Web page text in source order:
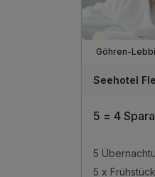
WAR
202
Teilweise
Seehotel
5 = 4
5